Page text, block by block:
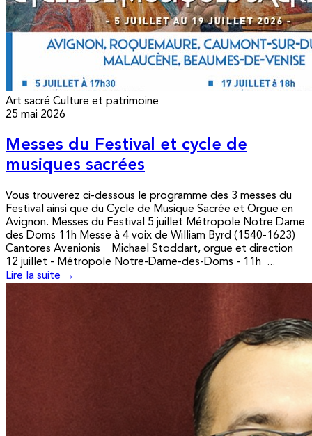
Art sacré Culture et patrimoine
25 mai 2026
Messes du Festival et cycle de
musiques sacrées
Vous trouverez ci-dessous le programme des 3 messes du
Festival ainsi que du Cycle de Musique Sacrée et Orgue en
Avignon. Messes du Festival 5 juillet Métropole Notre Dame
des Doms 11h Messe à 4 voix de William Byrd (1540-1623)
Cantores Avenionis Michael Stoddart, orgue et direction
12 juillet - Métropole Notre-Dame-des-Doms - 11h ...
Lire la suite →